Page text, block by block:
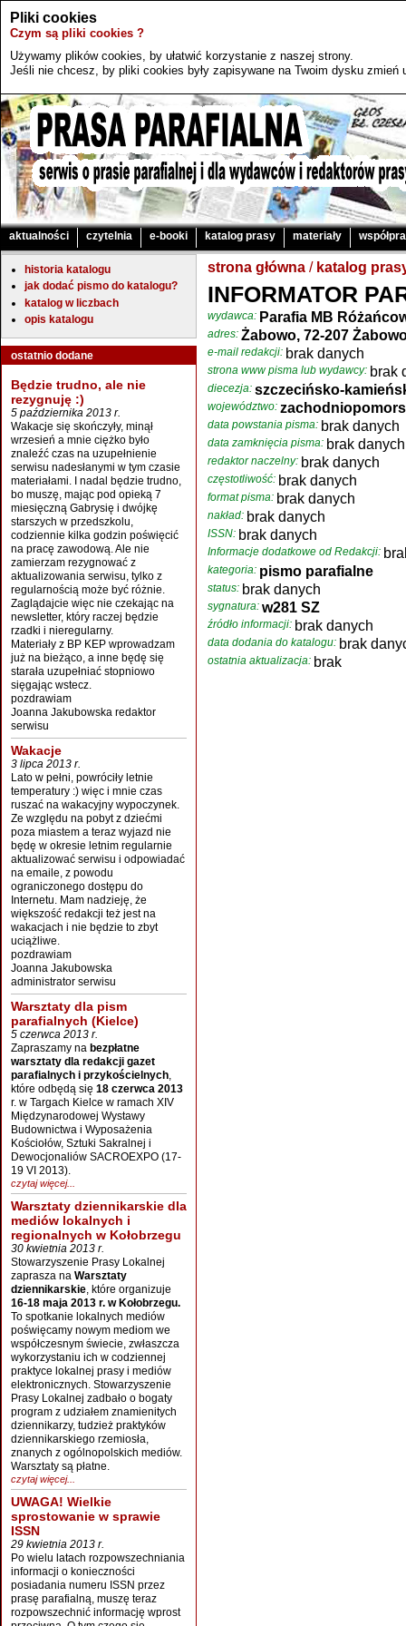
Pliki cookies
Czym są pliki cookies ?
Używamy plików cookies, by ułatwić korzystanie z naszej strony.
Jeśli nie chcesz, by pliki cookies były zapisywane na Twoim dysku zmień
aktualności czytelnia e-booki katalog prasy materiały
historia katalogu
jak dodać pismo do katalogu?
katalog w liczbach
opis katalogu
ostatnio dodane
Będzie trudno, ale nie
rezygnuję :)
5 października 2013 r.
Wakacje się skończyły, minął
wrzesień a mnie ciężko było
znaleźć czas na uzupełnienie
serwisu nadesłanymi w tym czasie
materiałami. I nadal będzie trudno,
bo muszę, mając pod opieką 7
miesięczną Gabrysię i dwójkę
starszych w przedszkolu,
codziennie kilka godzin poświęcić
na pracę zawodową. Ale nie
zamierzam rezygnować z
aktualizowania serwisu, tylko z
regularnością może być różnie.
Zaglądajcie więc nie czekając na
newsletter, który raczej będzie
rzadki i nieregularny.
Materiały z BP KEP wprowadzam
już na bieżąco, a inne będę się
starała uzupełniać stopniowo
sięgając wstecz.
pozdrawiam
Joanna Jakubowska redaktor
serwisu
Wakacje
3 lipca 2013 r.
Lato w pełni, powróciły letnie
temperatury :) więc i mnie czas
ruszać na wakacyjny wypoczynek.
Ze względu na pobyt z dziećmi
poza miastem a teraz wyjazd nie
będę w okresie letnim regularnie
aktualizować serwisu i odpowiadać
na emaile, z powodu
ograniczonego dostępu do
Internetu. Mam nadzieję, że
większość redakcji też jest na
wakacjach i nie będzie to zbyt
uciążliwe.
pozdrawiam
Joanna Jakubowska
administrator serwisu
Warsztaty dla pism
parafialnych (Kielce)
5 czerwca 2013 r.
Zapraszamy na bezpłatne
warsztaty dla redakcji gazet
parafialnych i przykościelnych,
które odbędą się 18 czerwca 2013
r. w Targach Kielce w ramach XIV
Międzynarodowej Wystawy
Budownictwa i Wyposażenia
Kościołów, Sztuki Sakralnej i
Dewocjonaliów SACROEXPO (17-
19 VI 2013).
czytaj więcej...
Warsztaty dziennikarskie dla
mediów lokalnych i
regionalnych w Kołobrzegu
30 kwietnia 2013 r.
Stowarzyszenie Prasy Lokalnej
zaprasza na Warsztaty
dziennikarskie, które organizuje
16-18 maja 2013 r. w Kołobrzegu.
To spotkanie lokalnych mediów
poświęcamy nowym mediom we
współczesnym świecie, zwłaszcza
wykorzystaniu ich w codziennej
praktyce lokalnej prasy i mediów
elektronicznych. Stowarzyszenie
Prasy Lokalnej zadbało o bogaty
program z udziałem znamienitych
dziennikarzy, tudzież praktyków
dziennikarskiego rzemiosła,
znanych z ogólnopolskich mediów.
Warsztaty są płatne.
czytaj więcej...
UWAGA! Wielkie
sprostowanie w sprawie
ISSN
29 kwietnia 2013 r.
Po wielu latach rozpowszechniania
informacji o konieczności
posiadania numeru ISSN przez
prasę parafialną, muszę teraz
rozpowszechnić informację wprost
strona główna / katalog
INFORMATOR
wydawca: Parafia MB
adres: Żabowo, 72-207
e-mail redakcji: brak danych
strona www pisma lub wydawcy: brak
diecezja: szczecińsko-
województwo:
data powstania pisma: brak danych
data zamknięcia pisma: brak danych
redaktor naczelny: brak danych
częstotliwość: brak danych
format pisma: brak danych
nakład: brak danych
ISSN: brak danych
Informacje dodatkowe od Redakcji:
kategoria: pismo parafialne
status: brak danych
sygnatura: w281 SZ
źródło informacji: brak danych
data dodania do katalogu: brak
ostatnia aktualizacja: brak